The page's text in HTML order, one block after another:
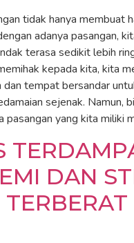
tidak hanya membuat
adanya pasangan,
terasa sedikit lebih
kepada kita, kita
dan tempat bersandar
sejenak. Namun,
pasangan yang kita miliki
DAN